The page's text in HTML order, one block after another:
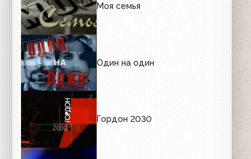
Моя семья
Один на один
Гордон 2030